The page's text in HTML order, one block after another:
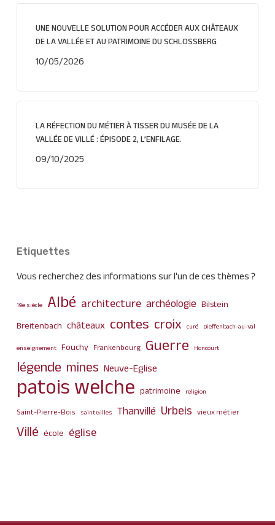
UNE NOUVELLE SOLUTION POUR ACCÉDER AUX CHÂTEAUX
DE LA VALLÉE ET AU PATRIMOINE DU SCHLOSSBERG
10/05/2026
LA RÉFECTION DU MÉTIER À TISSER DU MUSÉE DE LA
VALLÉE DE VILLÉ : ÉPISODE 2, L’ENFILAGE.
09/10/2025
Etiquettes
Vous recherchez des informations sur l'un de ces thèmes ?
19e siècle Albé architecture archéologie Bilstein
Breitenbach châteaux contes croix curé Dieffenbach-au-Val
enseignement Fouchy Frankenbourg Guerre Honcourt
légende mines Neuve-Eglise
patois welche patrimoine religion
Saint-Pierre-Bois saint Gilles Thanvillé Urbeis vieux métier
Villé école église